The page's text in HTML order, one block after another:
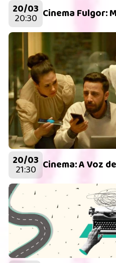
20/03
20:30 Cinema Fulgor:
20/03
21:30 Cinema: A Voz